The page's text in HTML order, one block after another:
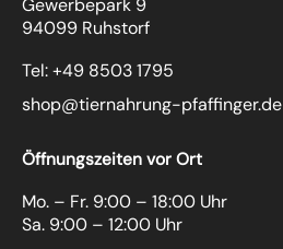
94099 Ruhstorf
Tel: +49 8503 1795
shop@tiernahrung-pfaffinger.de
Öffnungszeiten vor Ort
Mo. – Fr. 9:00 – 18:00 Uhr
Sa. 9:00 – 12:00 Uhr